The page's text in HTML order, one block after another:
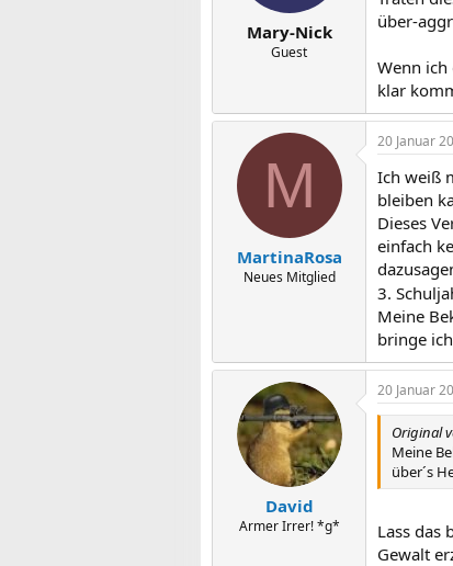
Mary-Nick
Guest
über-
Wenn
klar
M
MartinaRosa
Neues Mitglied
20 Januar
Ich weiß
bleiben
Dieses
einfach
3.
Meine
bringe
David
Armer Irrer! *g*
20 Januar
Original
Meine
über´s
Lass das
Gewalt